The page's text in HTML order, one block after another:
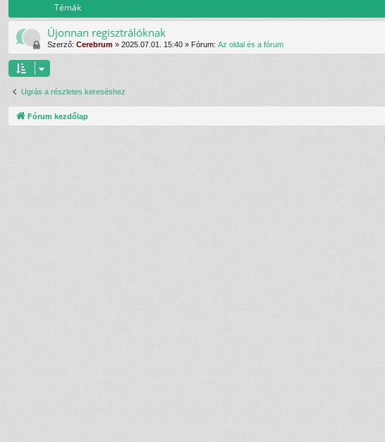
Témák
Újonnan regisztrálóknak
Szerző: Cerebrum » 2025.07.01. 15:40 » Fórum: Az oldal és a fórum
Ugrás a részletes kereséshez
Fórum kezdőlap